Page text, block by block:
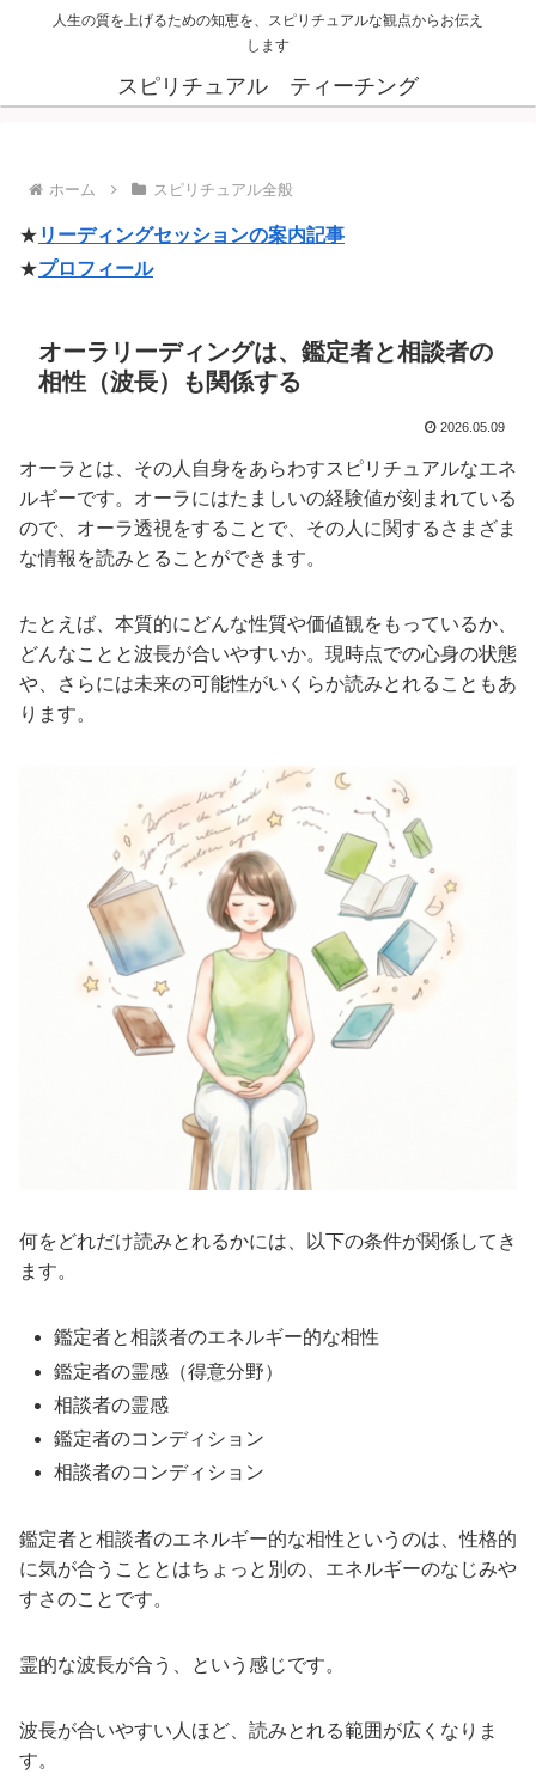
人生の質を上げるための知恵を、スピリチュアルな観点からお伝え
します
スピリチュアル ティーチング
ホーム スピリチュアル全般
★ リーディングセッションの案内記事
★プロフィール
オーラリーディングは、鑑定者と相談者の
相性（波長）も関係する
2026.05.09
オーラとは、その人自身をあらわすスピリチュアルなエネ
ルギーです。オーラにはたましいの経験値が刻まれている
ので、オーラ透視をすることで、その人に関するさまざま
な情報を読みとることができます。
たとえば、本質的にどんな性質や価値観をもっているか、
どんなことと波長が合いやすいか。現時点での心身の状態
や、さらには未来の可能性がいくらか読みとれることもあ
ります。
何をどれだけ読みとれるかには、以下の条件が関係してき
ます。
鑑定者と相談者のエネルギー的な相性
鑑定者の霊感（得意分野）
相談者の霊感
鑑定者のコンディション
相談者のコンディション
鑑定者と相談者のエネルギー的な相性というのは、性格的
に気が合うこととはちょっと別の、エネルギーのなじみや
すさのことです。
霊的な波長が合う、という感じです。
波長が合いやすい人ほど、読みとれる範囲が広くなりま
す。